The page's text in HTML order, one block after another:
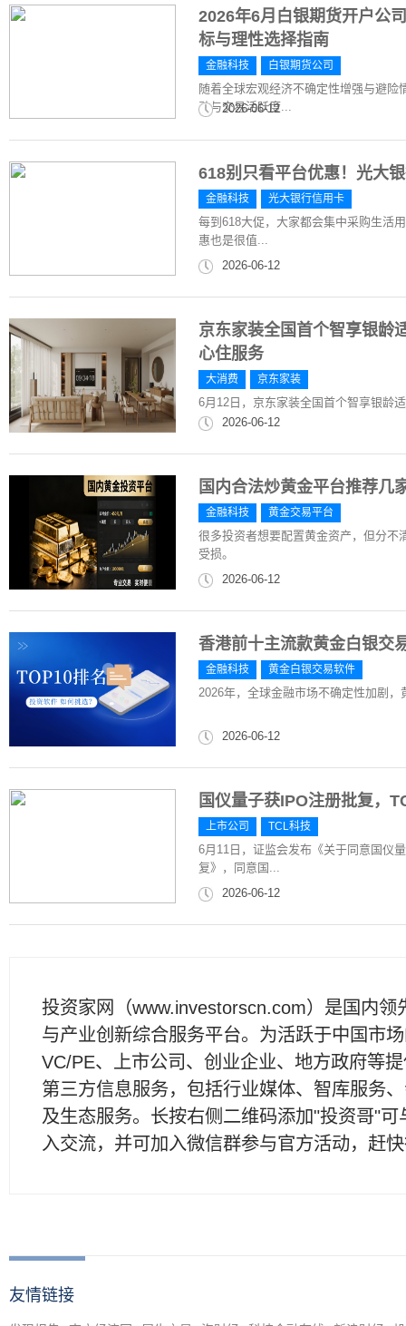
2026年6月白银期货开户公
标与理性选择指南
金融科技 白银期货公司
随着全球宏观经济不确定性增强与避
动与交易活跃度...
2026-06-12
618别只看平台优惠！光大
金融科技 光大银行信用卡
每到618大促，大家都会集中采购生活
惠也是很值...
2026-06-12
京东家装全国首个智享银龄
心住服务
大消费 京东家装
6月12日，京东家装全国首个智享银龄
2026-06-12
国内合法炒黄金平台推荐几
金融科技 黄金交易平台
很多投资者想要配置黄金资产，但分不
受损。
2026-06-12
香港前十主流款黄金白银交
金融科技 黄金白银交易软件
2026年，全球金融市场不确定性加剧
2026-06-12
国仪量子获IPO注册批复，
上市公司 TCL科技
6月11日，证监会发布《关于同意国仪
复》，同意国...
2026-06-12
投资家网（www.investorscn.com）是国内领
与产业创新综合服务平台。为活跃于中国市
VC/PE、上市公司、创业企业、地方政府等
第三方信息服务，包括行业媒体、智库服务
及生态服务。长按右侧二维码添加"投资哥"可
入交流，并可加入微信群参与官方活动，赶
友情链接